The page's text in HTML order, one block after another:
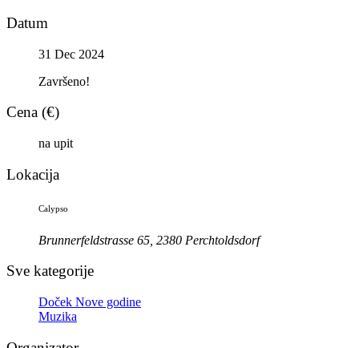
Datum
31 Dec 2024
Završeno!
Cena (€)
na upit
Lokacija
Calypso
Brunnerfeldstrasse 65, 2380 Perchtoldsdorf
Sve kategorije
Doček Nove godine
Muzika